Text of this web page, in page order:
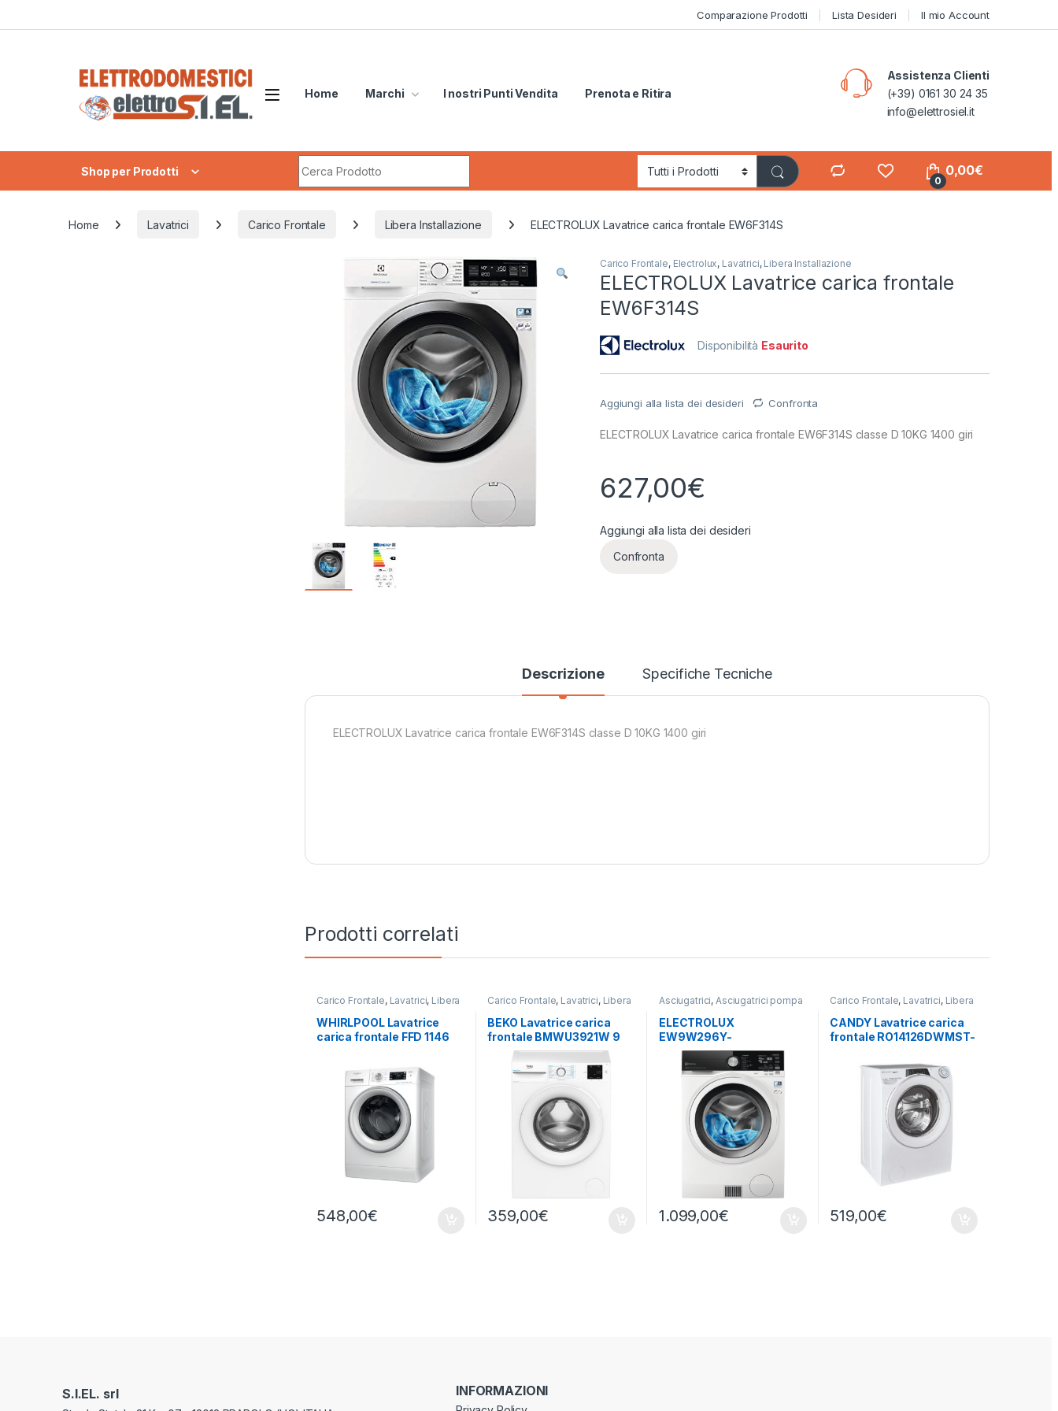
Comparazione Prodotti Lista Desideri Il mio Account
Home Marchi I nostri Punti Vendita Prenota e Ritira
Assistenza Clienti
(+39) 0161 30 24 35
info@elettrosiel.it
Shop per Prodotti
0
0,00€
Home Lavatrici Carico Frontale Libera Installazione ELECTROLUX Lavatrice carica frontale EW6F314S
Carico Frontale, Electrolux, Lavatrici, Libera Installazione
ELECTROLUX Lavatrice carica frontale
EW6F314S
Disponibilità Esaurito
Aggiungi alla lista dei desideri Confronta
ELECTROLUX Lavatrice carica frontale EW6F314S classe D 10KG 1400 giri
627,00€
Aggiungi alla lista dei desideri
Confronta
Descrizione Specifiche Tecniche
ELECTROLUX Lavatrice carica frontale EW6F314S classe D 10KG 1400 giri
Prodotti correlati
Carico Frontale, Lavatrici, Libera
WHIRLPOOL Lavatrice
carica frontale FFD 1146
548,00€
Carico Frontale, Lavatrici, Libera
BEKO Lavatrice carica
frontale BMWU3921W 9
KG 1200 GIRI
359,00€
Asciugatrici,Asciugatrici pompa
di calore
Carico Frontale,
Electrolux,Lavasciuga
Libera Installazione
ELECTROLUX
EW9W296Y-
LAVASCIUGA POMPA DI
CALORE 9+6 KG
1.099,00€
Carico Frontale, Lavatrici, Libera
CANDY Lavatrice carica
frontale RO14126DWMST-
519,00€
S.I.EL. srl INFORMAZIONI